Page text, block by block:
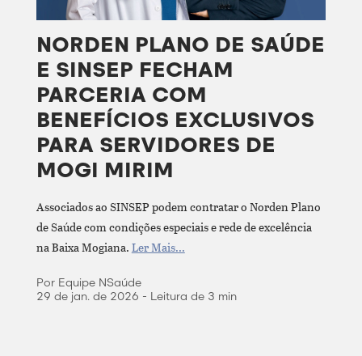
NORDEN PLANO DE SAÚDE
E SINSEP FECHAM
PARCERIA COM
BENEFÍCIOS EXCLUSIVOS
PARA SERVIDORES DE
MOGI MIRIM
Associados ao SINSEP podem contratar o Norden Plano
de Saúde com condições especiais e rede de excelência
na Baixa Mogiana.Ler Mais...
Por Equipe NSaúde
29 de jan. de 2026 - Leitura de 3 min